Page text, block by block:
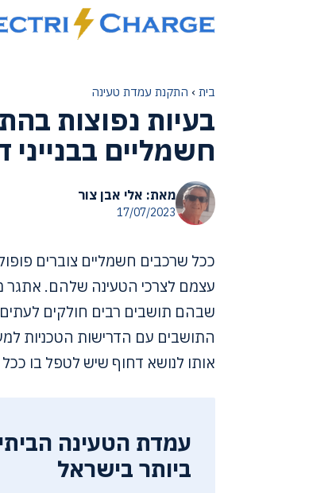
בית › התקנת עמדת טעינה
בעיות נפוצות
חשמליים בבנייני
מאת: אלי אבן צור
17/07/2023
ככל שרכבים חשמליים צוברים
עצמם לצרכי הטעינה שלהם. אתגר
שבהם תושבים רבים חולקים
התושבים עם הדרישות הטכניות
אותו לנושא דחוף שיש לטפל בו
עמדת הטעינה
ביותר בישראל